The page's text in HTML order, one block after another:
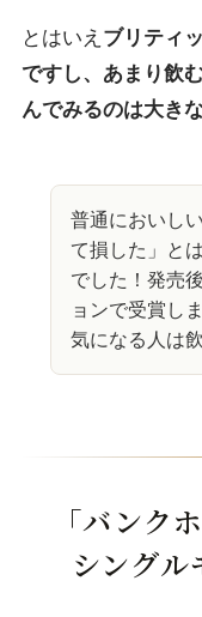
とはいえ ブリティ
ですし、あまり飲
んでみるのは大き
普通においし
て損した」と
でした！発売
ョンで受賞し
気になる人は
「バンク
シング